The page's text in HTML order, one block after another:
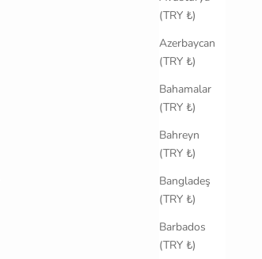
(TRY ₺)
Azerbaycan
(TRY ₺)
Bahamalar
(TRY ₺)
Bahreyn
(TRY ₺)
Bangladeş
(TRY ₺)
Barbados
(TRY ₺)